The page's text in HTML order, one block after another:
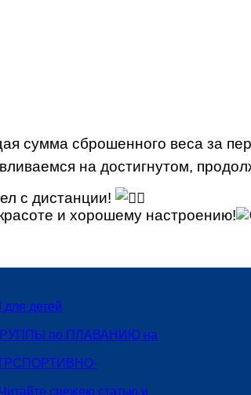
сумма сброшенного веса за
на достигнутом,
с дистанции!
и хорошему настроению!
детей
по ПЛАВАНИЮ на
СПОРТИВНО-